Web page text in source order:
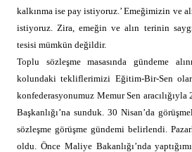
kalkınma ise pay istiyoruz.’ Emeğimizin ve
istiyoruz. Zira, emeğin ve alın terinin
tesisi mümkün değildir.
Toplu sözleşme masasında gündeme
kolundaki tekliflerimizi Eğitim-Bir-Sen
konfederasyonumuz Memur Sen aracılığıyla
Başkanlığı’na sunduk. 30 Nisan’da
sözleşme görüşme gündemi belirlendi.
oldu. Önce Maliye Bakanlığı’nda